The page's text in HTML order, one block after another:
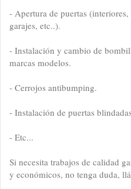
- Apertura de puertas
garajes, etc..).
- Instalación y cambio de
marcas modelos.
- Cerrojos antibumping.
- Instalación de puertas
- Etc...
Si necesita trabajos de calidad
y económicos, no tenga duda,